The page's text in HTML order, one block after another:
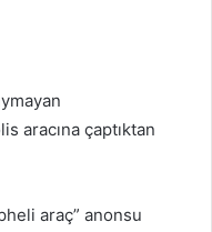
aracına çaptıktan
araç” anonsu